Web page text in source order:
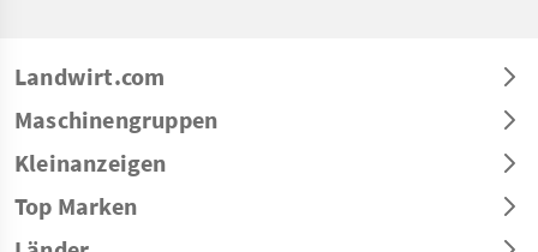
Landwirt.com
Maschinengruppen
Kleinanzeigen
Top Marken